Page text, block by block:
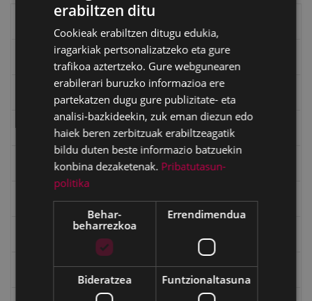
eta kitto
Goi Argi aldizkaria
Kultura egitaraua
Bidegileak
Txostenak eta dokumentuak
erabiltzen ditu
Cookieak erabiltzen ditugu edukia,
iragarkiak pertsonalizatzeko eta gure
trafikoa aztertzeko. Gure webgunearen
erabilerari buruzko informazioa ere
partekatzen dugu gure publizitate- eta
analisi-bazkideekin, zuk eman diezun edo
haiek beren zerbitzuak erabiltzeagatik
bildu duten beste informazio batzuekin
konbina dezaketenak. Pribatutasun-
politika
Behar-
beharrezkoa
Errendimendua
Bideratzea Funtzionaltasuna